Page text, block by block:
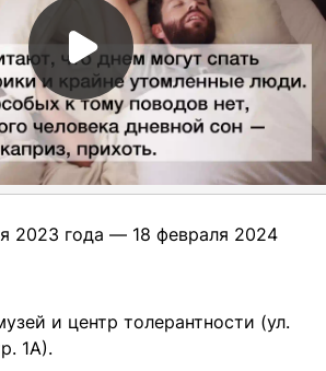
2023 года — 18 февраля 2024
и центр толерантности (ул.
1А).